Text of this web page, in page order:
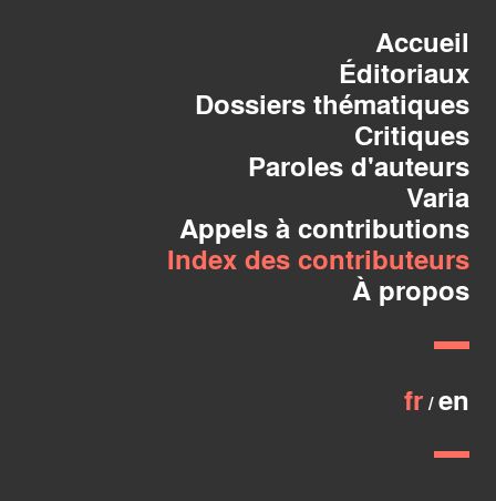
Accueil
Éditoriaux
Dossiers thématiques
Critiques
Paroles d'auteurs
Varia
Appels à contributions
Index des contributeurs
À propos
fr en